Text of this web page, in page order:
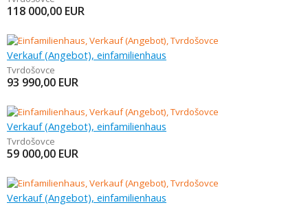
118 000,00 EUR
Verkauf (Angebot), einfamilienhaus
Tvrdošovce
93 990,00 EUR
Verkauf (Angebot), einfamilienhaus
Tvrdošovce
59 000,00 EUR
Verkauf (Angebot), einfamilienhaus